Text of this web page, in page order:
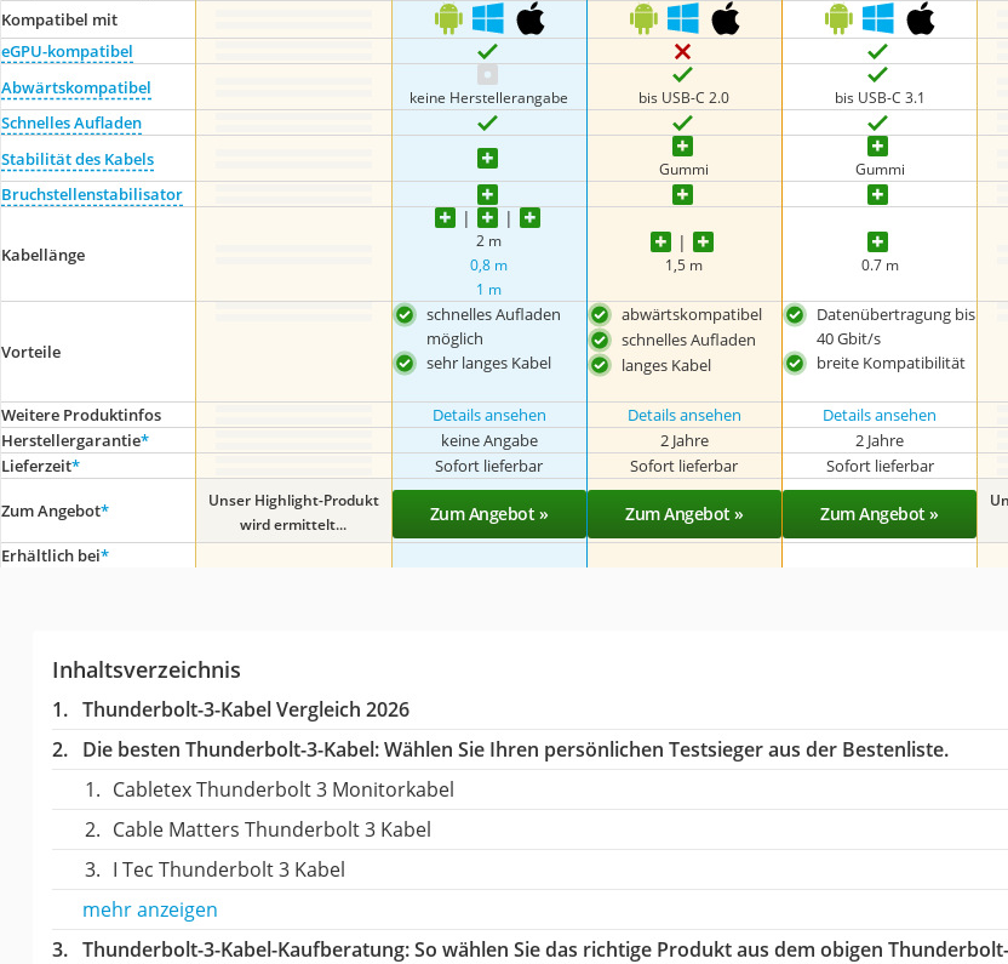
Kompatibel mit
eGPU-kompatibel
Abwärtskompatibel
keine Herstellerangabe bis USB-C 2.0 bis USB-C 3.1
Schnelles Aufladen
Stabilität des Kabels
Gummi Gummi
Bruchstellenstabilisator
Kabellänge
2 m
0,8 m
1 m
1,5 m 0.7 m
Vorteile
schnelles Aufladen
möglich
sehr langes Kabel
abwärtskompatibel
schnelles Aufladen
langes Kabel
Datenübertragung bis
40 Gbit/s
breite Kompatibilität
Weitere Produktinfos
Details ansehen Details ansehen Details ansehen
Herstellergarantie* keine Angabe 2 Jahre 2 Jahre
Lieferzeit* Sofort lieferbar Sofort lieferbar Sofort lieferbar
Zum Angebot*
Unser Highlight-Produkt
wird ermittelt...
Zum Angebot » Zum Angebot » Zum Angebot »
Erhältlich bei*
Inhaltsverzeichnis
Thunderbolt-3-Kabel Vergleich 2026
Die besten Thunderbolt-3-Kabel:Wählen Sie Ihren persönlichen Testsieger aus der Bestenliste.
Cabletex Thunderbolt 3 Monitorkabel
Cable Matters Thunderbolt 3 Kabel
I Tec Thunderbolt 3 Kabel
mehr anzeigen
Thunderbolt-3-Kabel-Kaufberatung: So wählen Sie das richtige Produkt aus dem obigen